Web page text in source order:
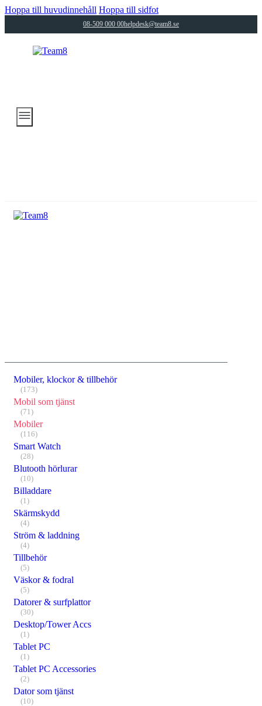
Hoppa till huvudinnehåll Hoppa till sidfot
08-509 000 00helpdesk@team8.se
Mobiler, klockor & tillbehör
(173)
Mobil som tjänst
(71)
Mobiler
(116)
Smart Watch
(28)
Blutooth hörlurar
(10)
Billaddare
(1)
Skärmskydd
(4)
Ström & laddning
(4)
Tillbehör
(5)
Väskor & fodral
(5)
Datorer & surfplattor
(30)
Desktop/Tower Accs
(1)
Tablet PC
(1)
Tablet PC Accessories
(2)
Dator som tjänst
(10)